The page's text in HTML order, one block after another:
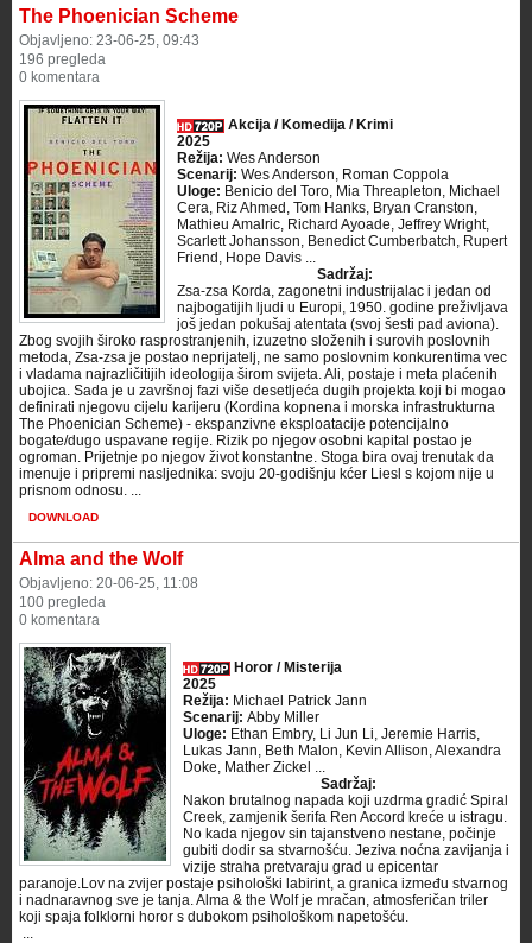
The Phoenician Scheme
Objavljeno: 23-06-25, 09:43
196 pregleda
0 komentara
Akcija / Komedija / Krimi
2025
Režija: Wes Anderson
Scenarij: Wes Anderson, Roman Coppola
Uloge: Benicio del Toro, Mia Threapleton, Michael
Cera, Riz Ahmed, Tom Hanks, Bryan Cranston,
Mathieu Amalric, Richard Ayoade, Jeffrey Wright,
Scarlett Johansson, Benedict Cumberbatch, Rupert
Friend, Hope Davis ...
Sadržaj:
Zsa-zsa Korda, zagonetni industrijalac i jedan od
najbogatijih ljudi u Europi, 1950. godine preživljava
još jedan pokušaj atentata (svoj šesti pad aviona).
Zbog svojih široko rasprostranjenih, izuzetno složenih i surovih poslovnih
metoda, Zsa-zsa je postao neprijatelj, ne samo poslovnim konkurentima vec
i vladama najrazličitijih ideologija širom svijeta. Ali, postaje i meta plaćenih
ubojica. Sada je u završnoj fazi više desetljeća dugih projekta koji bi mogao
definirati njegovu cijelu karijeru (Kordina kopnena i morska infrastrukturna
The Phoenician Scheme) - ekspanzivne eksploatacije potencijalno
bogate/dugo uspavane regije. Rizik po njegov osobni kapital postao je
ogroman. Prijetnje po njegov život konstantne. Stoga bira ovaj trenutak da
imenuje i pripremi nasljednika: svoju 20-godišnju kćer Liesl s kojom nije u
prisnom odnosu. ...
DOWNLOAD
Alma and the Wolf
Objavljeno: 20-06-25, 11:08
100 pregleda
0 komentara
Horor / Misterija
2025
Režija: Michael Patrick Jann
Scenarij: Abby Miller
Uloge: Ethan Embry, Li Jun Li, Jeremie Harris,
Lukas Jann, Beth Malon, Kevin Allison, Alexandra
Doke, Mather Zickel ...
Sadržaj:
Nakon brutalnog napada koji uzdrma gradić Spiral
Creek, zamjenik šerifa Ren Accord kreće u istragu.
No kada njegov sin tajanstveno nestane, počinje
gubiti dodir sa stvarnošću. Jeziva noćna zavijanja i
vizije straha pretvaraju grad u epicentar
paranoje.Lov na zvijer postaje psihološki labirint, a granica između stvarnog
i nadnaravnog sve je tanja. Alma & the Wolf je mračan, atmosferičan triler
koji spaja folklorni horor s dubokom psihološkom napetošću.
​ ...